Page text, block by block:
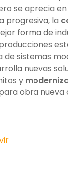
se aprecia
progresiva, la
forma de
de sistemas
nuevas
y
obra